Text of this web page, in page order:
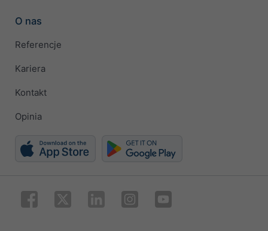
O nas
Referencje
Kariera
Kontakt
Opinia